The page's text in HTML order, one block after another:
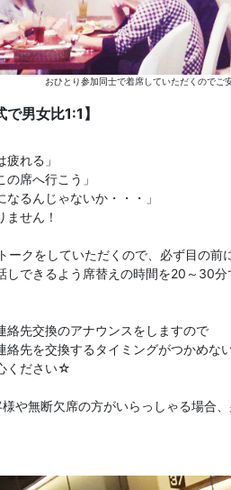
おひとり参加同士で着席していただくので
で男女比1:1】
疲れる」
の席へ行こう」
なるんじゃないか・・・」
ません！
ークをしていただくので、必ず目の前
しできるよう席替えの時間を20～30
絡先交換のアナウンスをしますので
絡先を交換するタイミングがつかめな
ください☆
や無断欠席の方がいらっしゃる場合